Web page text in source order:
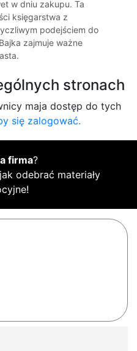
w dniu zakupu. Ta
księgarstwa z
podejściem do
zajmuje ważne
stronach
maja dostęp do tych
się zalogować.
firma?
odebrać materiały